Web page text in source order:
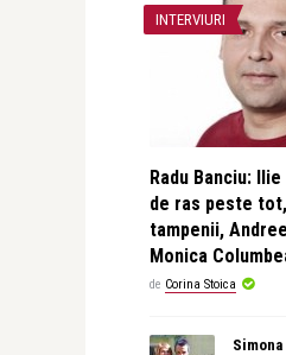
INTERVIURI
Radu Banciu:
de ras peste
tampenii,
Monica
de Corina Stoica